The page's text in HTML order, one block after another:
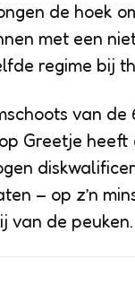
de hoek
met een
regime bij
van de
Greetje
– op z’n
van de peuken.